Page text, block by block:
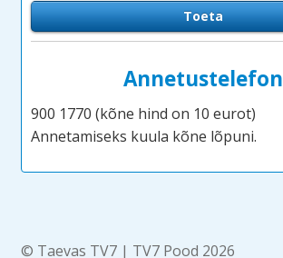
Annetustelefon
900 1770 (kõne hind on 10 eurot)
Annetamiseks kuula kõne lõpuni.
© Taevas TV7 | TV7 Pood 2026